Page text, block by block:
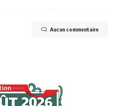
Aucun commentaire